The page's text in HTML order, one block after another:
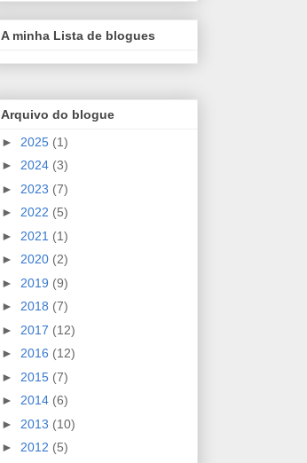
A minha Lista de blogues
Arquivo do blogue
► 2025 (1)
► 2024 (3)
► 2023 (7)
► 2022 (5)
► 2021 (1)
► 2020 (2)
► 2019 (9)
► 2018 (7)
► 2017 (12)
► 2016 (12)
► 2015 (7)
► 2014 (6)
► 2013 (10)
► 2012 (5)